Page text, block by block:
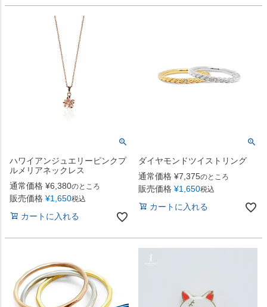
ハワイアンジュエリーピンクプ
ルメリアネックレス
通常価格 ¥6,380のところ
販売価格 ¥1,650税込
カートに入れる
ダイヤモンドツイストリング
通常価格 ¥7,375のところ
販売価格 ¥1,650税込
カートに入れる